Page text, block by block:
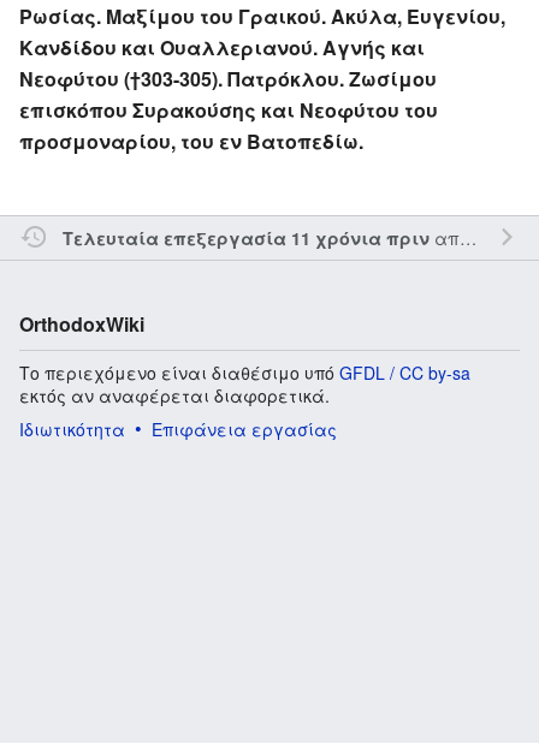
Ρωσίας. Μαξίμου του Γραικού. Ακύλα, Ευγενίου,
Κανδίδου και Ουαλλεριανού. Αγνής και
Νεοφύτου (†303-305). Πατρόκλου. Ζωσίμου
επισκόπου Συρακούσης και Νεοφύτου του
προσμοναρίου, του εν Βατοπεδίω.
Τελευταία επεξεργασία 11 χρόνια πριναπό τον την
OrthodoxWiki
Το περιεχόμενο είναι διαθέσιμο υπό GFDL / CC by-sa
εκτός αν αναφέρεται διαφορετικά.
Ιδιωτικότητα
Επιφάνεια εργασίας